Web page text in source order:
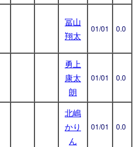
冨山
翔太
01/01 0.0
勇上
康太
朗
01/01 0.0
北嶋
かり
ん
01/01 0.0